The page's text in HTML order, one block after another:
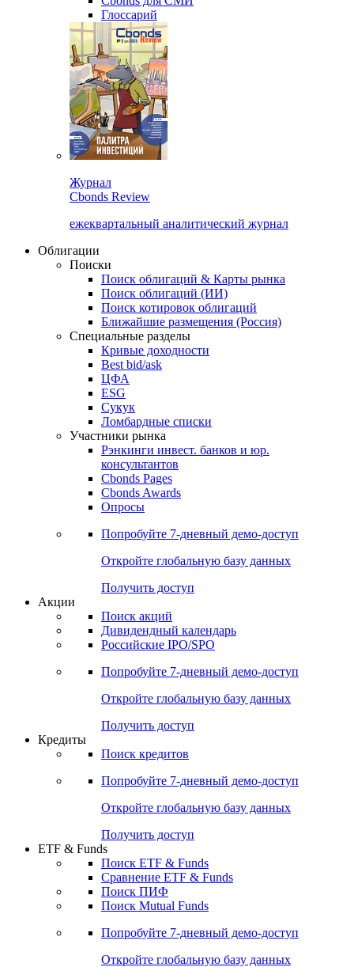
Глоссарий
Журнал
Cbonds Review
ежеквартальный аналитический журнал
Облигации
Поиски
Поиск облигаций & Карты рынка
Поиск облигаций (ИИ)
Поиск котировок облигаций
Ближайшие размещения (Россия)
Специальные разделы
Кривые доходности
Best bid/ask
ЦФА
ESG
Сукук
Ломбардные списки
Участники рынка
Рэнкинги инвест. банков и юр.
консультантов
Cbonds Pages
Cbonds Awards
Опросы
Попробуйте 7-дневный демо-доступ
Откройте глобальную базу данных
Получить доступ
Акции
Поиск акций
Дивидендный календарь
Российские IPO/SPO
Попробуйте 7-дневный демо-доступ
Откройте глобальную базу данных
Получить доступ
Кредиты
Поиск кредитов
Попробуйте 7-дневный демо-доступ
Откройте глобальную базу данных
Получить доступ
ETF & Funds
Поиск ETF & Funds
Сравнение ETF & Funds
Поиск ПИФ
Поиск Mutual Funds
Попробуйте 7-дневный демо-доступ
Откройте глобальную базу данных